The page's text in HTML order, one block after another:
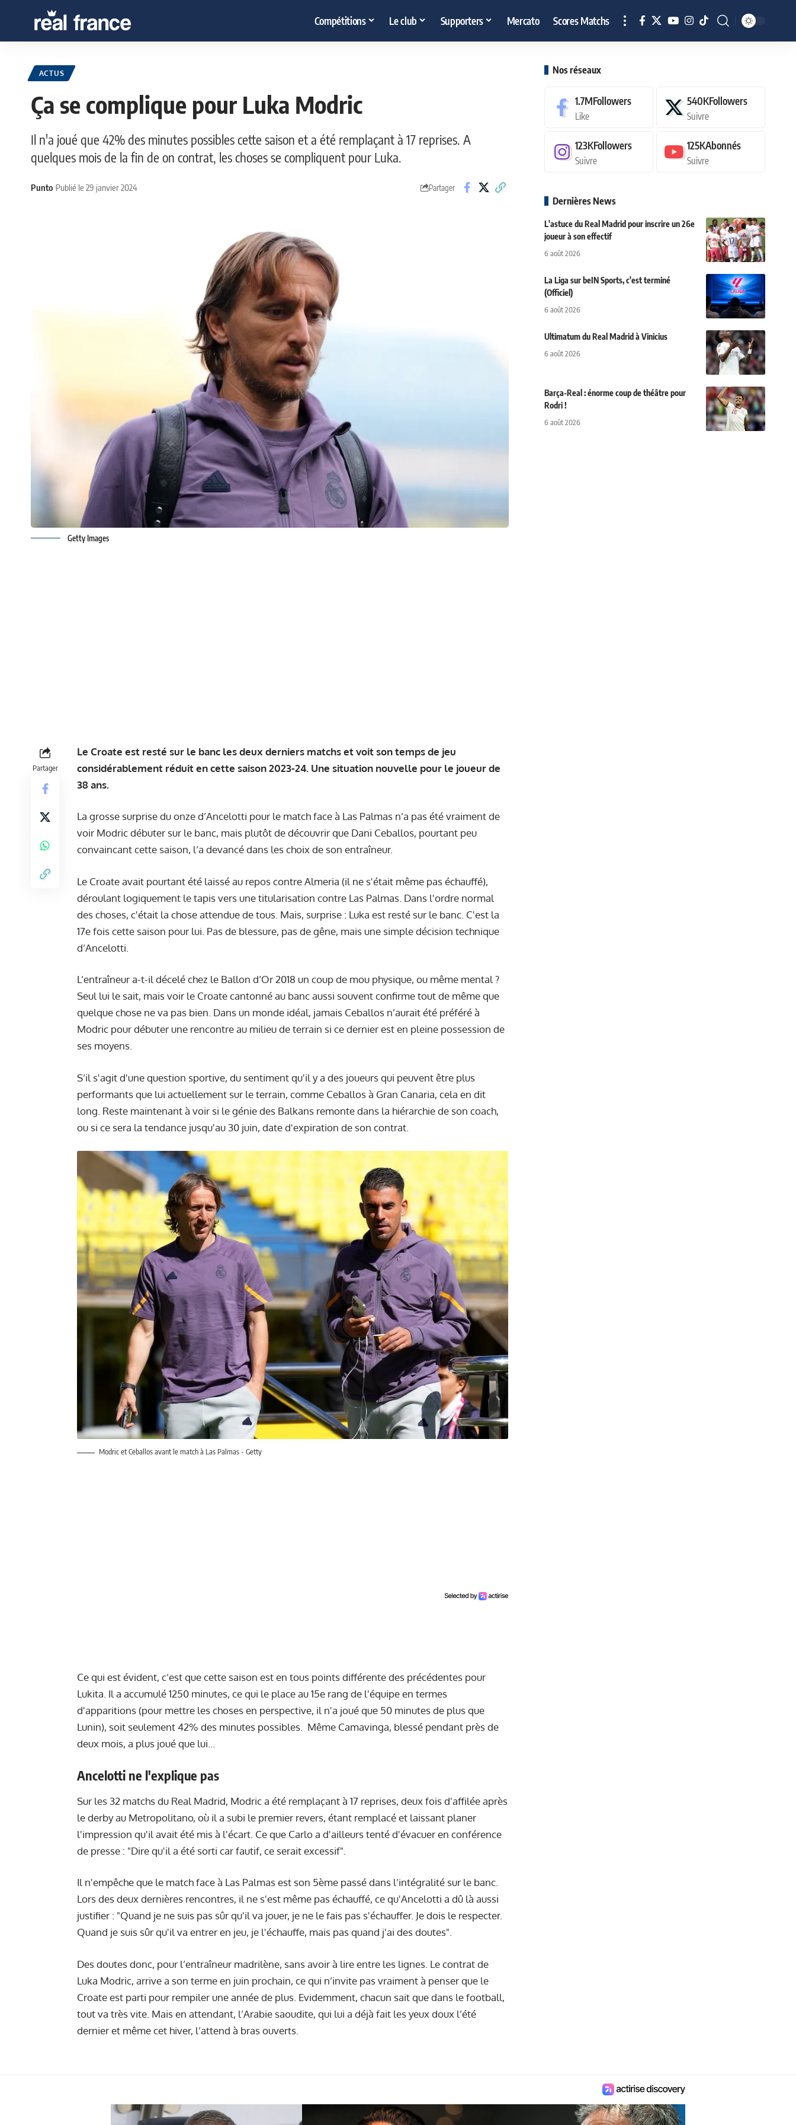
Compétitions Le club Supporters Mercato Scores Matchs
ACTUS
Ça se complique pour Luka Modric
Il n'a joué que 42% des minutes possibles cette saison et a été remplaçant à 17 reprises. A
quelques mois de la fin de on contrat, les choses se compliquent pour Luka.
Punto Publié le 29 janvier 2024 Partager
Getty Images
Partager
Le Croate est resté sur le banc les deux derniers matchs et voit son temps de jeu
considérablement réduit en cette saison 2023-24. Une situation nouvelle pour le joueur de
38 ans.
La grosse surprise du onze d’Ancelotti pour le match face à Las Palmas n’a pas été vraiment de
voir Modric débuter sur le banc, mais plutôt de découvrir que Dani Ceballos, pourtant peu
convaincant cette saison, l’a devancé dans les choix de son entraîneur.
Le Croate avait pourtant été laissé au repos contre Almeria (il ne s'était même pas échauffé),
déroulant logiquement le tapis vers une titularisation contre Las Palmas . Dans l'ordre normal
des choses, c'était la chose attendue de tous. Mais, surprise : Luka est resté sur le banc. C'est la
17e fois cette saison pour lui. Pas de blessure, pas de gêne, mais une simple décision technique
d’Ancelotti.
L’entraîneur a-t-il décelé chez le Ballon d’Or 2018 un coup de mou physique, ou même mental ?
Seul lui le sait, mais voir le Croate cantonné au banc aussi souvent confirme tout de même que
quelque chose ne va pas bien. Dans un monde idéal, jamais Ceballos n’aurait été préféré à
Modric pour débuter une rencontre au milieu de terrain si ce dernier est en pleine possession de
ses moyens.
S’il s'agit d'une question sportive, du sentiment qu'il y a des joueurs qui peuvent être plus
performants que lui actuellement sur le terrain, comme Ceballos à Gran Canaria, cela en dit
long. Reste maintenant à voir si le génie des Balkans remonte dans la hiérarchie de son coach,
ou si ce sera la tendance jusqu'au 30 juin, date d'expiration de son contrat.
Modric et Ceballos avant le match à Las Palmas - Getty
Ce qui est évident, c’est que cette saison est en tous points différente des précédentes pour
Lukita. Il a accumulé 1250 minutes, ce qui le place au 15e rang de l'équipe en termes
d'apparitions (pour mettre les choses en perspective, il n'a joué que 50 minutes de plus que
Lunin), soit seulement 42% des minutes possibles. Même Camavinga, blessé pendant près de
deux mois, a plus joué que lui...
Ancelotti ne l'explique pas
Sur les 32 matchs du Real Madrid, Modric a été remplaçant à 17 reprises, deux fois d'affilée après
le derby au Metropolitano, où il a subi le premier revers, étant remplacé et laissant planer
l'impression qu'il avait été mis à l'écart. Ce que Carlo a d'ailleurs tenté d'évacuer en conférence
de presse : "Dire qu'il a été sorti car fautif, ce serait excessif".
Il n'empêche que le match face à Las Palmas est son 5ème passé dans l’intégralité sur le banc.
Lors des deux dernières rencontres, il ne s'est même pas échauffé, ce qu'Ancelotti a dû là aussi
justifier : "Quand je ne suis pas sûr qu'il va jouer, je ne le fais pas s'échauffer. Je dois le respecter.
Quand je suis sûr qu'il va entrer en jeu, je l'échauffe, mais pas quand j'ai des doutes".
Des doutes donc, pour l’entraîneur madrilène, sans avoir à lire entre les lignes. Le contrat de
Luka Modric, arrive a son terme en juin prochain, ce qui n’invite pas vraiment à penser que le
Croate est parti pour rempiler une année de plus. Evidemment, chacun sait que dans le football,
tout va très vite. Mais en attendant, l’Arabie saoudite, qui lui a déjà fait les yeux doux l’été
dernier et même cet hiver, l’attend à bras ouverts.
Nos réseaux
1.7MFollowers
Like
540KFollowers
Suivre
123KFollowers
Suivre
125KAbonnés
Suivre
Dernières News
L'astuce du Real Madrid pour inscrire un 26e
joueur à son effectif
6 août 2026
La Liga sur beIN Sports, c'est terminé
(Officiel)
6 août 2026
Ultimatum du Real Madrid à Vinicius
6 août 2026
Barça-Real : énorme coup de théâtre pour
Rodri !
6 août 2026